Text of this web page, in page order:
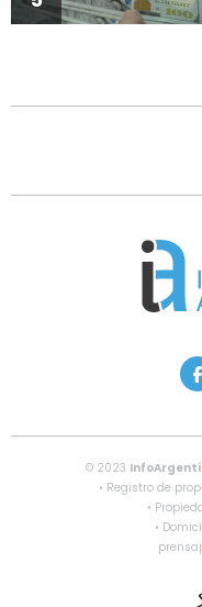
© 2023
• Registro de
•
•